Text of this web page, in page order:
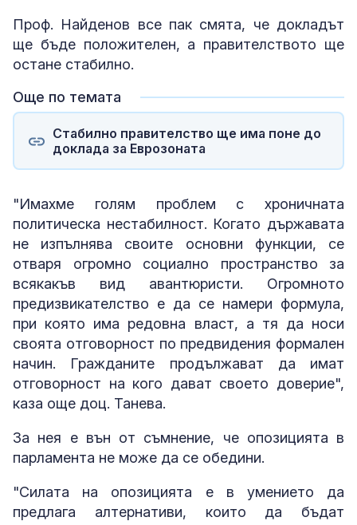
Проф. Найденов все пак смята, че докладът
ще бъде положителен, а правителството ще
остане стабилно.
Още по темата
Стабилно правителство ще има поне до
доклада за Еврозоната
"Имахме голям проблем с хроничната
политическа нестабилност. Когато държавата
не изпълнява своите основни функции, се
отваря огромно социално пространство за
всякакъв вид авантюристи. Огромното
предизвикателство е да се намери формула,
при която има редовна власт, а тя да носи
своята отговорност по предвидения формален
начин. Гражданите продължават да имат
отговорност на кого дават своето доверие",
каза още доц. Танева.
За нея е вън от съмнение, че опозицията в
парламента не може да се обедини.
"Силата на опозицията е в умението да
предлага алтернативи, които да бъдат